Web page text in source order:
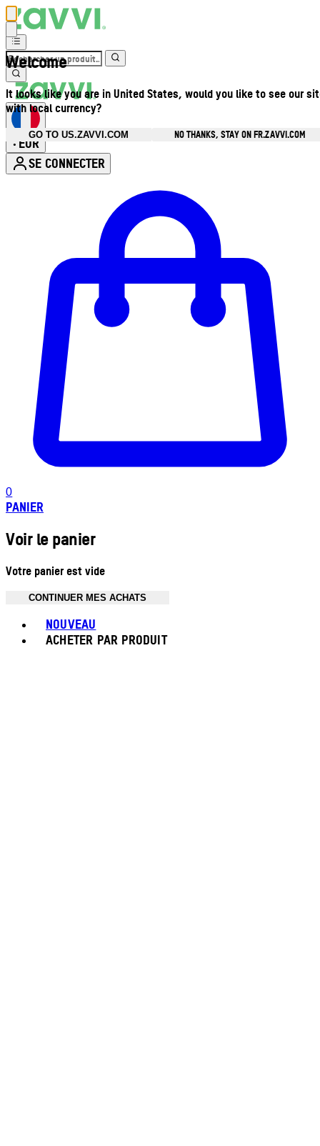
Welcome
It looks like you are in United States, would you like to see our
with local currency?
GO TO US.ZAVVI.COM
NO THANKS, STAY ON FR.ZAVVI.COM
• EUR
SE CONNECTER
0
PANIER
Voir le panier
Votre panier est vide
CONTINUER MES ACHATS
NOUVEAU
ACHETER PAR PRODUIT